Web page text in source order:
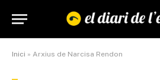
Inici » Arxius de Narcisa Rendon